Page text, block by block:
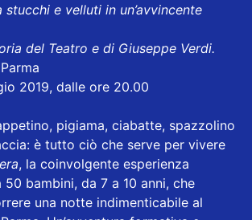
e velluti in un’avvincente
del Teatro e di Giuseppe Verdi.
2019, dalle ore 20.00
pigiama, ciabatte, spazzolino
è tutto ciò che serve per vivere
, la coinvolgente esperienza
bambini, da 7 a 10 anni, che
una notte indimenticabile al